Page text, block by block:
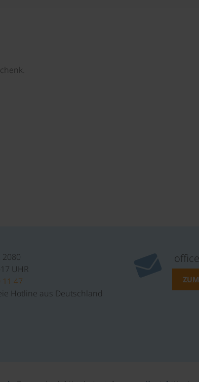
2080
UHR
11 47
Hotline aus Deutschland